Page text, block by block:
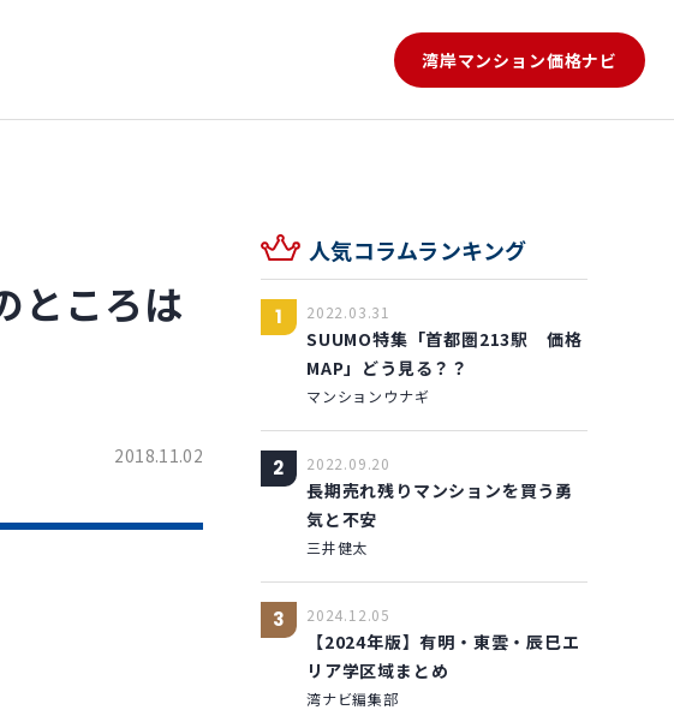
湾岸マンション価格ナビ
ところは
2018.11.02
人気コラムランキング
1 2022.03.31
SUUMO特集「首都圏213駅 価格
MAP」どう見る？？
マンションウナギ
2 2022.09.20
長期売れ残りマンションを買う勇
気と不安
三井健太
3 2024.12.05
【2024年版】有明・東雲・辰巳エ
リア学区域まとめ
湾ナビ編集部